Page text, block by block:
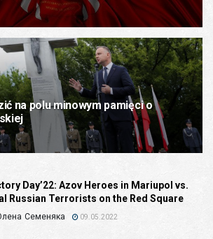
na polu minowym pamięci o
Day’22: Azov Heroes in Mariupol vs.
Russian Terrorists on the Red Square
Семеняка 09.05.2022